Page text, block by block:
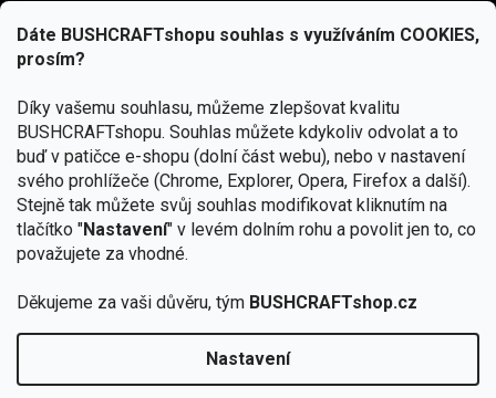
Dáte BUSHCRAFTshopu souhlas s využíváním COOKIES,
prosím?
Díky vašemu souhlasu, můžeme zlepšovat kvalitu
BUSHCRAFTshopu. Souhlas můžete kdykoliv odvolat a to
buď v patičce e-shopu (dolní část webu), nebo v nastavení
svého prohlížeče (Chrome, Explorer, Opera, Firefox a další).
Stejně tak můžete svůj souhlas modifikovat kliknutím na
tlačítko "Nastavení" v levém dolním rohu a povolit jen to, co
považujete za vhodné.
Děkujeme za vaši důvěru, tým BUSHCRAFTshop.cz
Nastavení
podmínkami ochrany osobních údajů
Copyright 2026BUSHCRAFTshop.cz. Všechna práva